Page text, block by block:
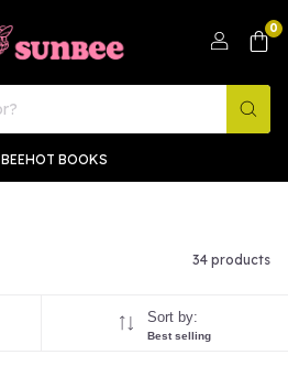
0
BEEHOT BOOKS
34 products
Sort by:
Best selling